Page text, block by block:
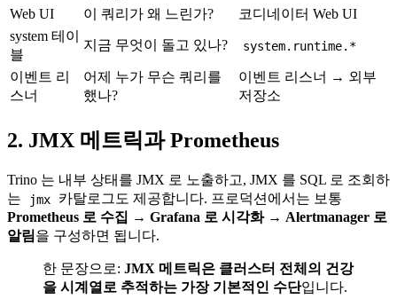
Web UI 이 쿼리가 왜 느린가?
코디네이터 Web UI
system 테이
블
지금 무엇이 돌고 있나? system.runtime.*
이벤트 리
스너
어제 누가 무슨 쿼리를
했나?
이벤트 리스너 → 외부
저장소
2. JMX 메트릭과 Prometheus
Trino 는 내부 상태를 JMX 로 노출하고, JMX 를 SQL 로 조회하
는
jmx
카탈로그도 제공합니다. 프로덕션에서는 보통
Prometheus 로 수집 → Grafana 로 시각화 → Alertmanager 로
알림을 구성하면 됩니다.
한 문장으로: JMX 메트릭은 클러스터 전체의 건강
을 시계열로 추적하는 가장 기본적인 수단입니다.